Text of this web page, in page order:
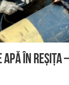
CARANSEBEȘ –
CARANSEBEȘ avarie
APĂ în